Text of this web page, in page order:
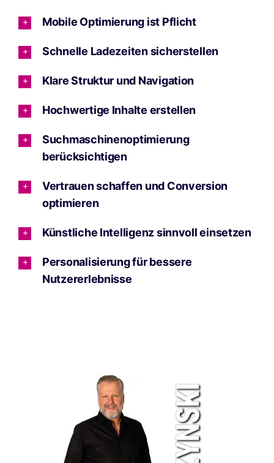
Mobile Optimierung ist Pflicht
Schnelle Ladezeiten sicherstellen
Klare Struktur und Navigation
Hochwertige Inhalte erstellen
Suchmaschinenoptimierung
berücksichtigen
Vertrauen schaffen und Conversion
optimieren
Künstliche Intelligenz sinnvoll einsetzen
Personalisierung für bessere
Nutzererlebnisse